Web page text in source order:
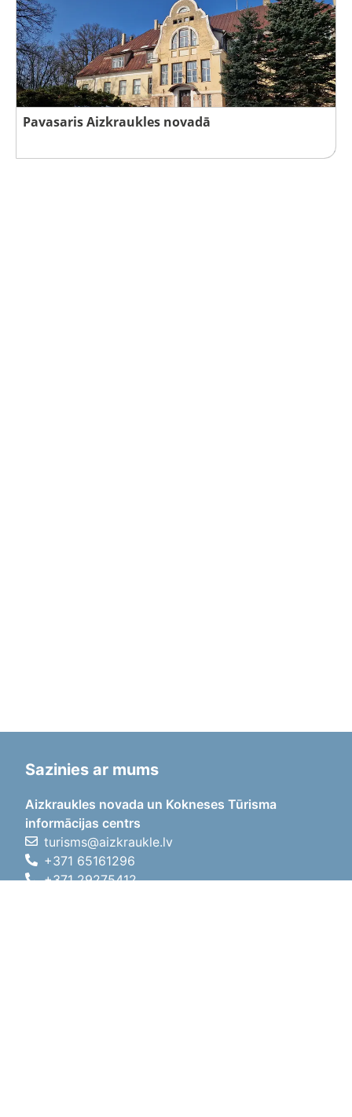
Pavasaris Aizkraukles novadā
Sazinies ar mums
Aizkraukles novada un Kokneses Tūrisma
informācijas centrs
turisms@aizkraukle.lv
+371 65161296
+371 29275412